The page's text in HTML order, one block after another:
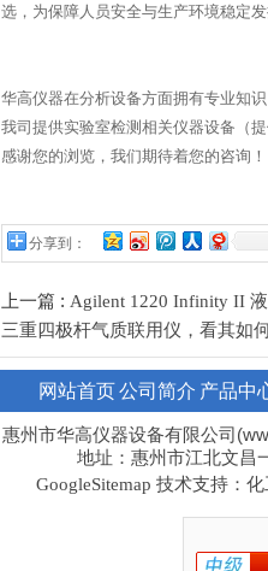
选，为保障人员安全与生产环境稳定
华高仪器在分析设备方面拥有专业知
我司提供实验室检测相关仪器设备（
感谢您的浏览，我们期待着您的咨询！
分享到：
上一篇 : Agilent 1220 Infinity II
三重四极杆气质联用仪，看其如
网站首页公司简介 产品中
惠州市华高仪器设备有限公司
地址：惠州市江北文昌
GoogleSitemap 技术支持：